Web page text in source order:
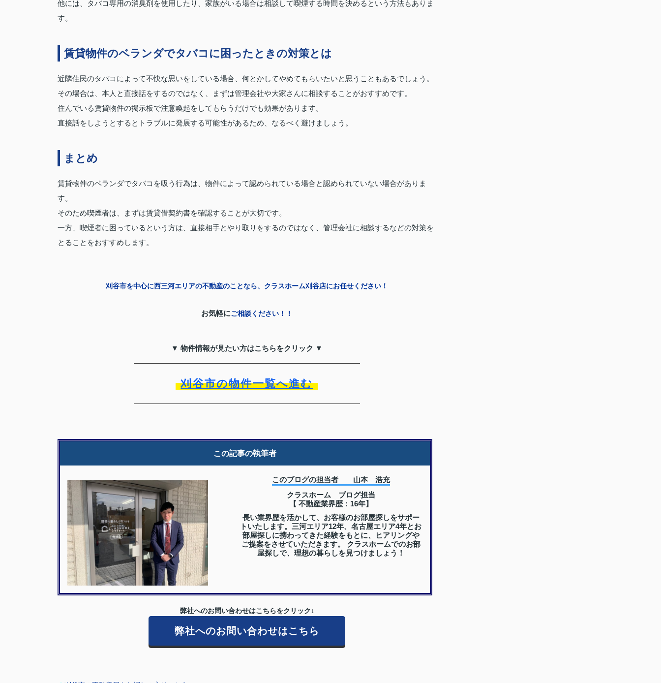
他には、タバコ専用の消臭剤を使用したり、家族がいる場合は相談して喫煙する時間を決めるという方法もありま
す。
賃貸物件のベランダでタバコに困ったときの対策とは
近隣住民のタバコによって不快な思いをしている場合、何とかしてやめてもらいたいと思うこともあるでしょう。
その場合は、本人と直接話をするのではなく、まずは管理会社や大家さんに相談することがおすすめです。
住んでいる賃貸物件の掲示板で注意喚起をしてもらうだけでも効果があります。
直接話をしようとするとトラブルに発展する可能性があるため、なるべく避けましょう。
まとめ
賃貸物件のベランダでタバコを吸う行為は、物件によって認められている場合と認められていない場合がありま
す。
そのため喫煙者は、まずは賃貸借契約書を確認することが大切です。
一方、喫煙者に困っているという方は、直接相手とやり取りをするのではなく、管理会社に相談するなどの対策を
とることをおすすめします。
刈谷市を中心に西三河エリアの不動産のことなら、クラスホーム刈谷店にお任せください！
お気軽にご相談ください！！
▼ 物件情報が見たい方はこちらをクリック ▼
刈谷市の物件一覧へ進む
この記事の執筆者
このブログの担当者 山本 浩充
クラスホーム ブログ担当
【 不動産業界歴：16年】
長い業界歴を活かして、お客様のお部屋探しをサポー
トいたします。三河エリア12年、名古屋エリア4年とお
部屋探しに携わってきた経験をもとに、ヒアリングや
ご提案をさせていただきます。 クラスホームでのお部
屋探しで、理想の暮らしを見つけましょう！
弊社へのお問い合わせはこちらをクリック↓
弊社へのお問い合わせはこちら